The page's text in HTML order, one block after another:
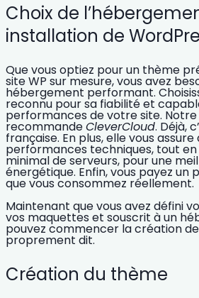
Choix de
installation de
Que vous optiez pour un thème
site WP sur mesure, vous avez
hébergement performant.
reconnu pour sa fiabilité et
performances de votre site. Notre
recommandeCleverCloud. Déjà,
française. En plus, elle vous assure
performances techniques, tout
minimal de serveurs, pour une
énergétique. Enfin, vous payez un
que vous consommez réellement.
Maintenant que vous avez défini
vos maquettes et souscrit à un
pouvez commencer la création
proprement dit.
Création du thème